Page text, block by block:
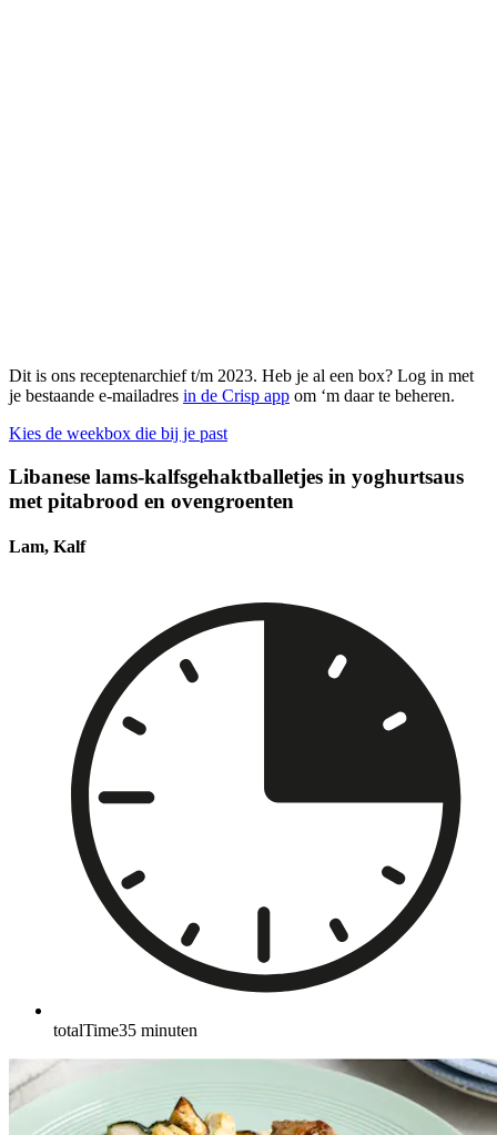
Dit is ons receptenarchief t/m 2023. Heb je al een box? Log in met
je bestaande e-mailadres in de Crisp app om ‘m daar te beheren.
Kies de weekbox die bij je past
Libanese lams-kalfsgehaktballetjes in yoghurtsaus
met pitabrood en ovengroenten
Lam, Kalf
totalTime35 minuten